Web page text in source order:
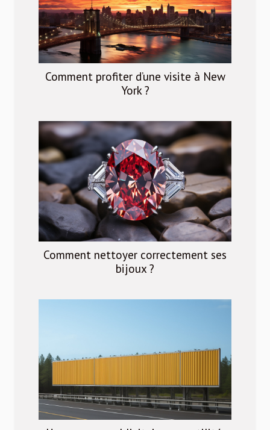
Comment profiter d’une visite à New
York ?
Comment nettoyer correctement ses
bijoux ?